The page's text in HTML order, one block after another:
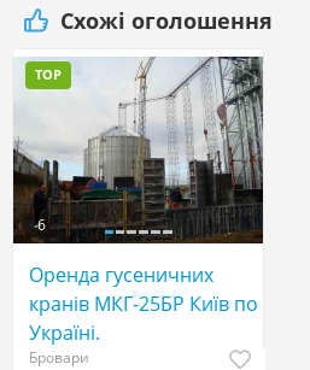
Схожі оголошення
TOP
6
Оренда гусеничних
кранів МКГ-25БР Київ по
Україні.
Бровари